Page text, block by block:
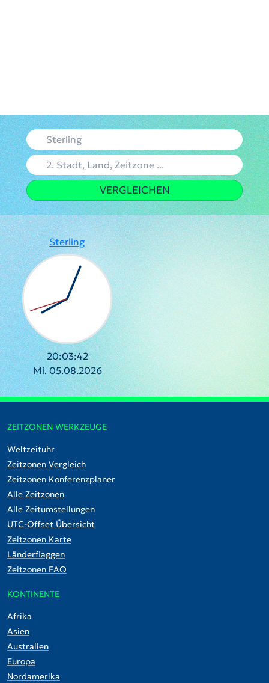
VERGLEICHEN
Sterling
20:03:43
Mi. 05.08.2026
ZEITZONEN WERKZEUGE
Weltzeituhr
Zeitzonen Vergleich
Zeitzonen Konferenzplaner
Alle Zeitzonen
Alle Zeitumstellungen
UTC-Offset Übersicht
Zeitzonen Karte
Länderflaggen
Zeitzonen FAQ
KONTINENTE
Afrika
Asien
Australien
Europa
Nordamerika